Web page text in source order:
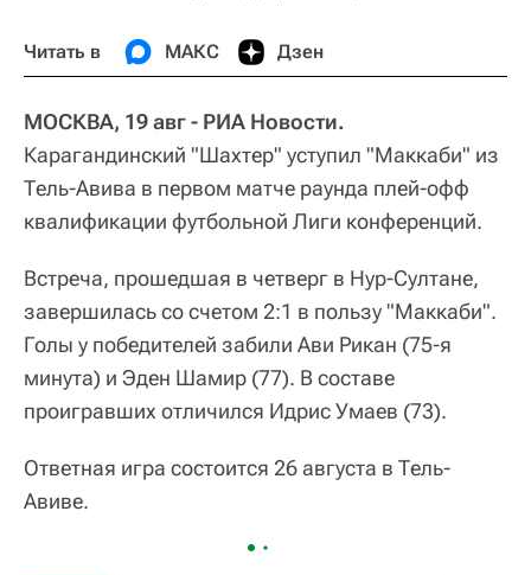
Читать в МАКС Дзен
МОСКВА, 19 авг - РИА Новости.
Карагандинский "Шахтер" уступил "Маккаби" из
Тель-Авива в первом матче раунда плей-офф
квалификации футбольной Лиги конференций.
Встреча, прошедшая в четверг в Нур-Султане,
завершилась со счетом 2:1 в пользу "Маккаби".
Голы у победителей забили Ави Рикан (75-я
минута) и Эден Шамир (77). В составе
проигравших отличился Идрис Умаев (73).
Ответная игра состоится 26 августа в Тель-
Авиве.